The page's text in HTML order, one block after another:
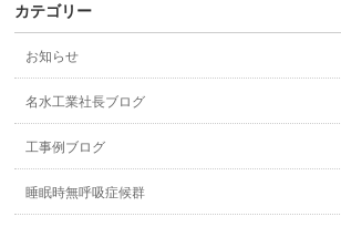
カテゴリー
お知らせ
名水工業社長ブログ
工事例ブログ
睡眠時無呼吸症候群